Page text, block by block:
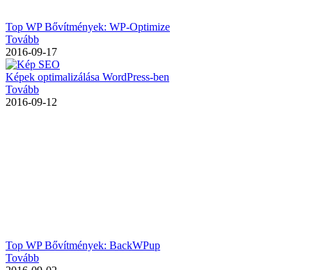
Top WP Bővítmények: WP-Optimize
Tovább
2016-09-17
Képek optimalizálása WordPress-ben
Tovább
2016-09-12
Top WP Bővítmények: BackWPup
Tovább